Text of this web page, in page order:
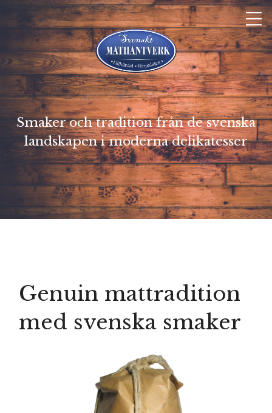
Smaker och tradition från de svenska
landskapen i moderna delikatesser
Mässor
Svenskt Mathantverk
Produkter
Genuin mattradition
med svenska smaker